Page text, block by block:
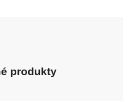
produkty